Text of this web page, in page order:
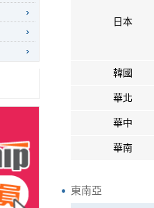
日本
韓國
華北
華中
華南
東南亞